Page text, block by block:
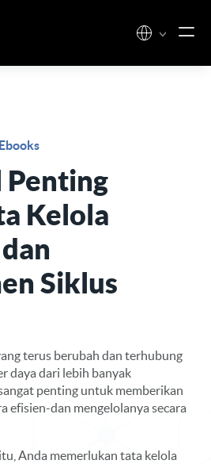
Ebooks
Penting
Kelola
Siklus
terus berubah dan terhubung
daya dari lebih banyak
penting untuk memberikan
efisien-dan mengelolanya secara
Anda memerlukan tata kelola